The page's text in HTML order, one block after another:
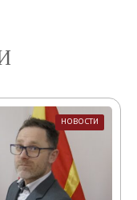
НОВОСТИ